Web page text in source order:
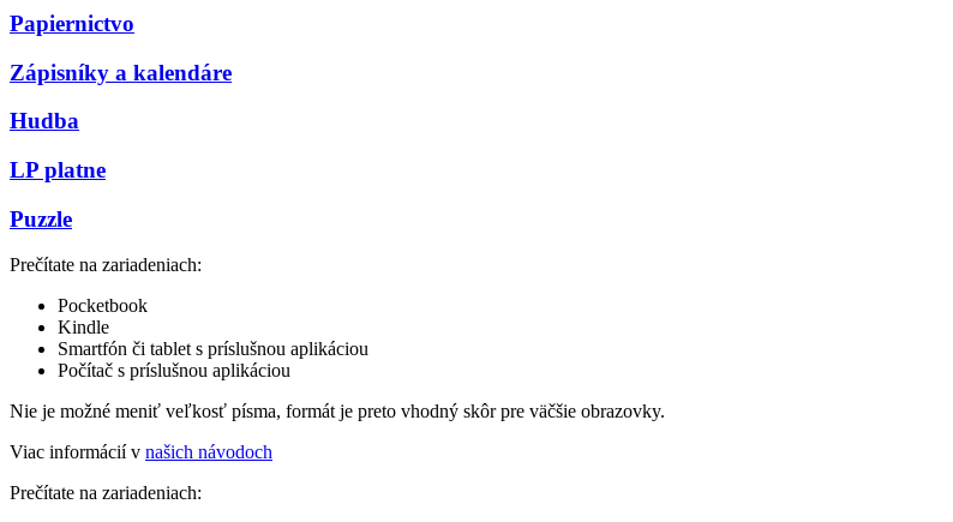
Papiernictvo
Zápisníky a kalendáre
Hudba
LP platne
Puzzle
Prečítate na zariadeniach:
Pocketbook
Kindle
Smartfón či tablet s príslušnou aplikáciou
Počítač s príslušnou aplikáciou
Nie je možné meniť veľkosť písma, formát je preto vhodný skôr pre väčšie obrazovky.
Viac informácií v našich návodoch
Prečítate na zariadeniach: